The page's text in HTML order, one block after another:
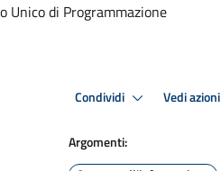
Unico di Programmazione
Condividi Vedi azioni
Argomenti: